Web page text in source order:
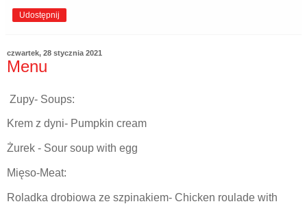
Udostępnij
czwartek, 28 stycznia 2021
Menu
Zupy- Soups:
Krem z dyni- Pumpkin cream
Żurek - Sour soup with egg
Mięso-Meat:
Roladka drobiowa ze szpinakiem- Chicken roulade with